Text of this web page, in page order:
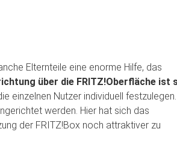
Elternteile eine enorme Hilfe, das
über die FRITZ!Oberfläche ist
einzelnen Nutzer individuell festzulegen.
werden. Hier hat sich das
der FRITZ!Box noch attraktiver zu